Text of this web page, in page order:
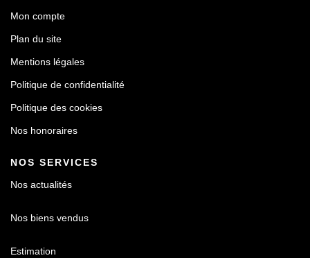
Mon compte
Plan du site
Mentions légales
Politique de confidentialité
Politique des cookies
Nos honoraires
NOS SERVICES
Nos actualités
Nos biens vendus
Estimation